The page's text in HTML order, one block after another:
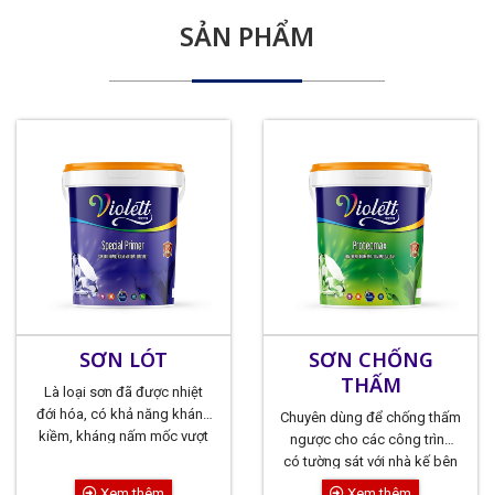
SẢN PHẨM
SƠN LÓT
Là loại sơn đã được nhiệt
đới hóa, có khả năng kháng
kiềm, kháng nấm mốc vượt
lớp sơn phủ
SƠN CHỐNG
THẤM
Chuyên dùng để chống thấm
ngược cho các công trình
có tường sát với nhà kế bên
mà bên ngoài không thể tô